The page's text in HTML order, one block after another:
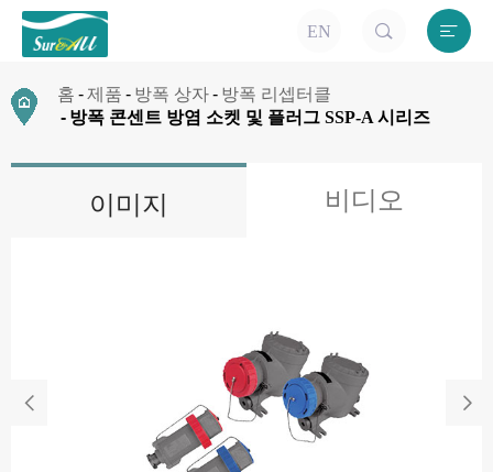
EN  
홈 제품 방폭 상자
방폭 리셉터클
방폭 콘센트 방염 소켓 및 플러그 SSP-A 시리즈
이미지 비디오
 